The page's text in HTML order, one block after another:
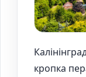
кропка